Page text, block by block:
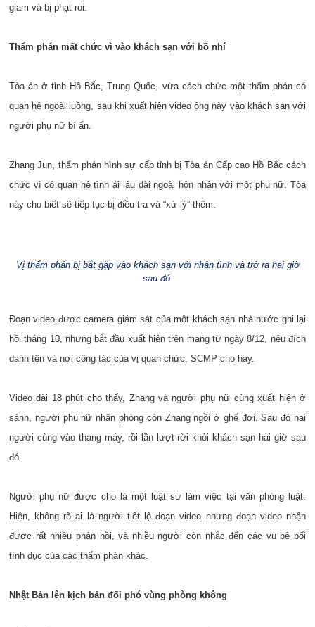
giam và bị phạt roi.
Thẩm phán mất chức vì vào khách sạn với bồ nhí
Tòa án ở tỉnh Hồ Bắc, Trung Quốc, vừa cách chức một thẩm phán có
quan hệ ngoài luồng, sau khi xuất hiện video ông này vào khách sạn với
người phụ nữ bí ẩn.
Zhang Jun, thẩm phán hình sự cấp tỉnh bị Tòa án Cấp cao Hồ Bắc cách
chức vì có quan hệ tình ái lâu dài ngoài hôn nhân với một phụ nữ. Tòa
này cho biết sẽ tiếp tục bị điều tra và “xử lý” thêm.
Vị thẩm phán bị bắt gặp vào khách sạn với nhân tình và trở ra hai giờ
sau đó
Đoạn video được camera giám sát của một khách sạn nhà nước ghi lại
hồi tháng 10, nhưng bắt đầu xuất hiện trên mạng từ ngày 8/12, nêu đích
danh tên và nơi công tác của vị quan chức, SCMP cho hay.
Video dài 18 phút cho thấy, Zhang và người phụ nữ cùng xuất hiện ở
sảnh, người phụ nữ nhận phòng còn Zhang ngồi ở ghế đợi. Sau đó hai
người cùng vào thang máy, rồi lần lượt rời khỏi khách sạn hai giờ sau
đó.
Người phụ nữ được cho là một luật sư làm việc tại văn phòng luật.
Hiện, không rõ ai là người tiết lộ đoạn video nhưng đoạn video nhận
được rất nhiều phản hồi, và nhiều người còn nhắc đến các vụ bê bối
tình dục của các thẩm phán khác.
Nhật Bản lên kịch bản đối phó vùng phòng không